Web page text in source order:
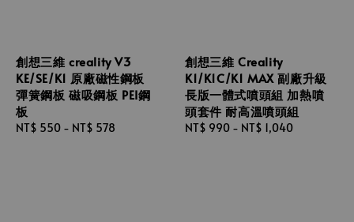
創想三維 creality V3
KE/SE/K1 原廠磁性鋼板
彈簧鋼板 磁吸鋼板 PEI鋼
板
Regular
NT$ 550 - NT$ 578
創想三維 Creality
K1/K1C/K1 MAX 副廠升級
長版一體式噴頭組 加熱噴
頭套件 耐高溫噴頭組
Regular
NT$ 990 - NT$ 1,040